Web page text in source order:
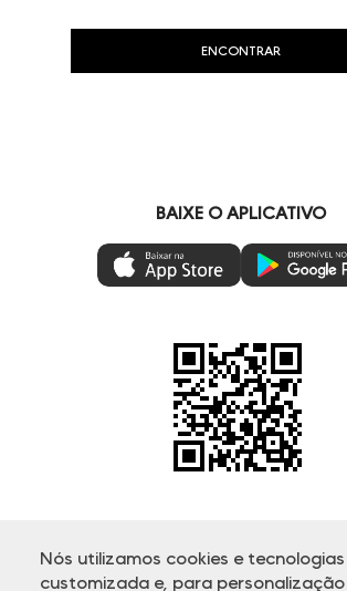
Nós utilizamos cookies e
customizada e, para
BAIXE O APLICATIVO
© Copyright 2000-2025 - Todos os